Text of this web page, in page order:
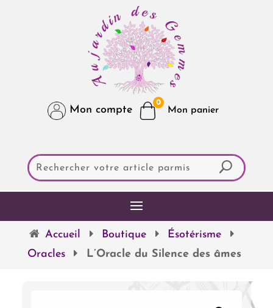
Mon compte
0
Accueil Boutique
Ésotérisme
Oracles
L’Oracle du Silence des âmes